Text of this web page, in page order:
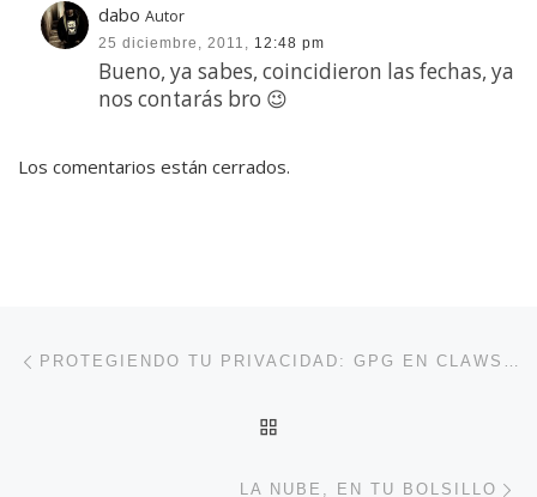
dabo Autor
25 diciembre, 2011, 12:48 pm
Bueno, ya sabes, coincidieron las fechas, ya
nos contarás bro 😉
Los comentarios están cerrados.
Navegación de entradas PROTEGIENDO TU PRIVACIDAD: GPG EN CLAWS MAIL
LA NUBE, EN TU BOLSILLO